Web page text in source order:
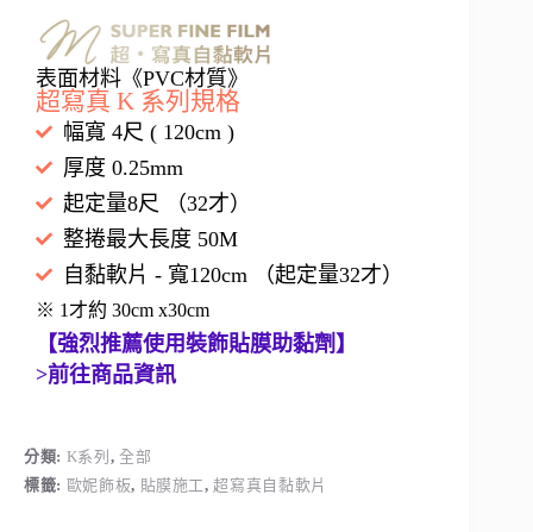
表面材料《PVC材質》
超寫真 K 系列規格
幅寬 4尺 ( 120cm )
厚度 0.25mm
起定量8尺 （32才）
整捲最大長度 50M
自黏軟片 - 寬120cm （起定量32才）
※ 1才約 30cm x30cm
【強烈推薦使用裝飾貼膜助黏劑】
>前往商品資訊
分類: K系列 , 全部
標籤: 歐妮飾板, 貼膜施工,超寫真自黏軟片